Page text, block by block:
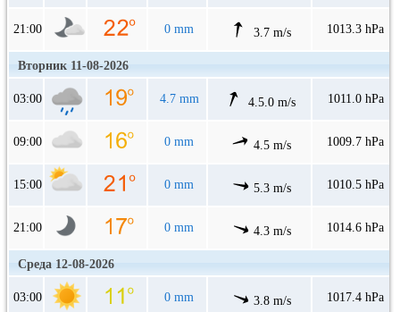
21:00 0 mm 3.7 m/s 1013.3 hPa
Вторник 11-08-2026
03:00 4.7 mm 4.5.0 m/s 1011.0 hPa
09:00 0 mm 4.5 m/s 1009.7 hPa
15:00 0 mm 5.3 m/s 1010.5 hPa
21:00 0 mm 4.3 m/s 1014.6 hPa
Среда 12-08-2026
03:00 0 mm 3.8 m/s 1017.4 hPa